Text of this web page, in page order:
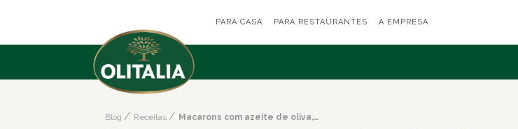
PARA CASA PARA RESTAURANTES A EMPRESA
Blog Receitas Macarons com azeite de oliva, mango e azeite ao aroma de pimenta malagueta